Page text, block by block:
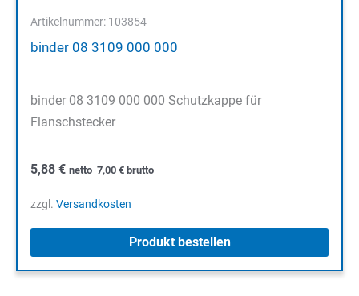
Artikelnummer: 103854
binder 08 3109 000 000
binder 08 3109 000 000 Schutzkappe für
Flanschstecker
5,88 € netto 7,00 € brutto
zzgl. Versandkosten
Produkt bestellen